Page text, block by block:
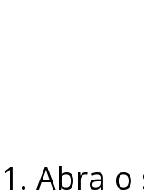
Abra o